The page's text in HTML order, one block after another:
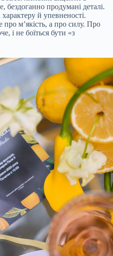
бездоганно продумані деталі.
й упевненості.
м’якість, а про силу. Про
і не боїться бути «з